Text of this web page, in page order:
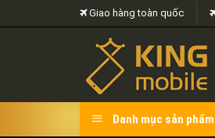
to
Giao hàng toàn quốc
Danh mục sản phẩm